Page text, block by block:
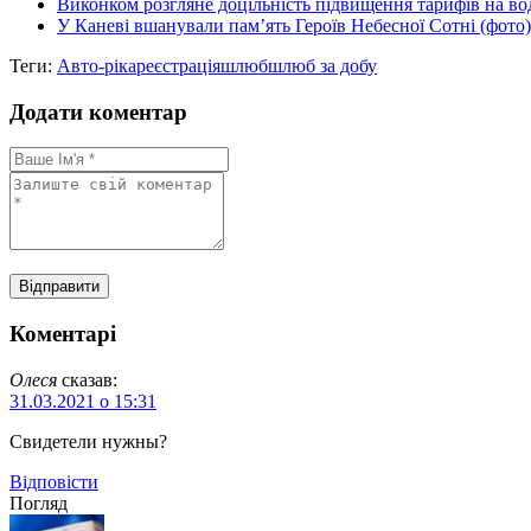
У Каневі вшанували пам’ять Героїв Небесної Сотні (фото)
Теги: Авто-рікареєстраціяшлюбшлюб за добу
Додати коментар
Коментарі
Олеся сказав:
31.03.2021 о 15:31
Свидетели нужны?
Відповіcти
Погляд